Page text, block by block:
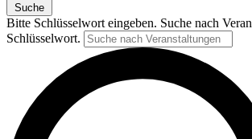
Suche
Bitte Schlüsselwort eingeben. Suche nach
Schlüsselwort.